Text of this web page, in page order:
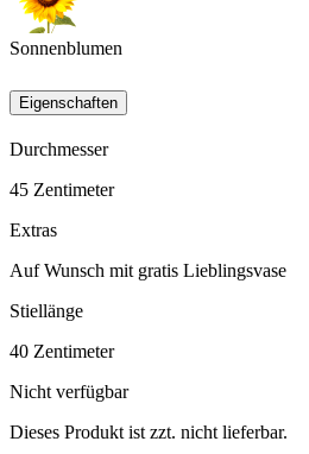
Sonnenblumen
Eigenschaften
Durchmesser
45 Zentimeter
Extras
Auf Wunsch mit gratis Lieblingsvase
Stiellänge
40 Zentimeter
Nicht verfügbar
Dieses Produkt ist zzt. nicht lieferbar.